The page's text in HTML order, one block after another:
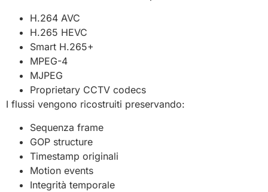
H.264 AVC
H.265 HEVC
Smart H.265+
MPEG-4
MJPEG
Proprietary CCTV codecs
I flussi vengono ricostruiti preservando:
Sequenza frame
GOP structure
Timestamp originali
Motion events
Integrità temporale